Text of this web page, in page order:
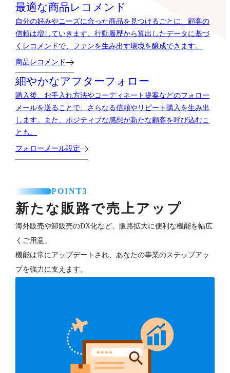
最適な商品レコメンド
自分の好みやニーズに合った商品を見つけるごとに、顧客の
信頼は増していきます。行動履歴から算出したデータに基づ
くレコメンドで、ファンを生み出す環境を醸成できます。
商品レコメンド
細やかなアフターフォロー
購入後、お手入れ方法やコーディネート提案などのフォロー
メールを送ることで、さらなる信頼やリピート購入を生み出
します。また、ポジティブな感想が新たな顧客を呼び込むこ
とも。
フォローメール設定
POINT3
新たな販路で売上アップ
海外販売や卸販売のDX化など、販路拡大に便利な機能を幅広
くご用意。
機能は常にアップデートされ、あなたの事業のステップアッ
プを強力に支えます。